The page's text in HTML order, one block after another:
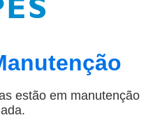
estão em manutenção